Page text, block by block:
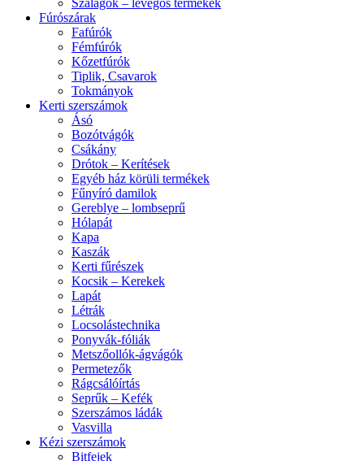
Szalagok – levegős termékek
Fúrószárak
Fafúrók
Fémfúrók
Kőzetfúrók
Tiplik, Csavarok
Tokmányok
Kerti szerszámok
Ásó
Bozótvágók
Csákány
Drótok – Kerítések
Egyéb ház körüli termékek
Fűnyíró damilok
Gereblye – lombseprű
Hólapát
Kapa
Kaszák
Kerti fűrészek
Kocsik – Kerekek
Lapát
Létrák
Locsolástechnika
Ponyvák-fóliák
Metszőollók-ágvágók
Permetezők
Rágcsálóírtás
Seprűk – Kefék
Szerszámos ládák
Vasvilla
Kézi szerszámok
Bitfejek